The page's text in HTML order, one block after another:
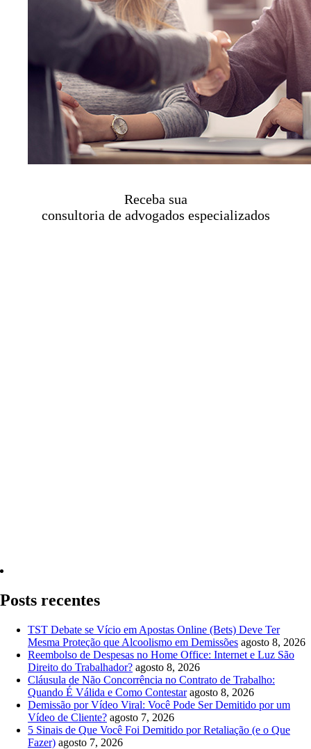
Receba sua
consultoria de advogados especializados
Posts recentes
TST Debate se Vício em Apostas Online (Bets) Deve Ter
Mesma Proteção que Alcoolismo em Demissões agosto 8, 2026
Reembolso de Despesas no Home Office: Internet e Luz São
Direito do Trabalhador? agosto 8, 2026
Cláusula de Não Concorrência no Contrato de Trabalho:
Quando É Válida e Como Contestar agosto 8, 2026
Demissão por Vídeo Viral: Você Pode Ser Demitido por um
Vídeo de Cliente? agosto 7, 2026
5 Sinais de Que Você Foi Demitido por Retaliação (e o Que
Fazer) agosto 7, 2026